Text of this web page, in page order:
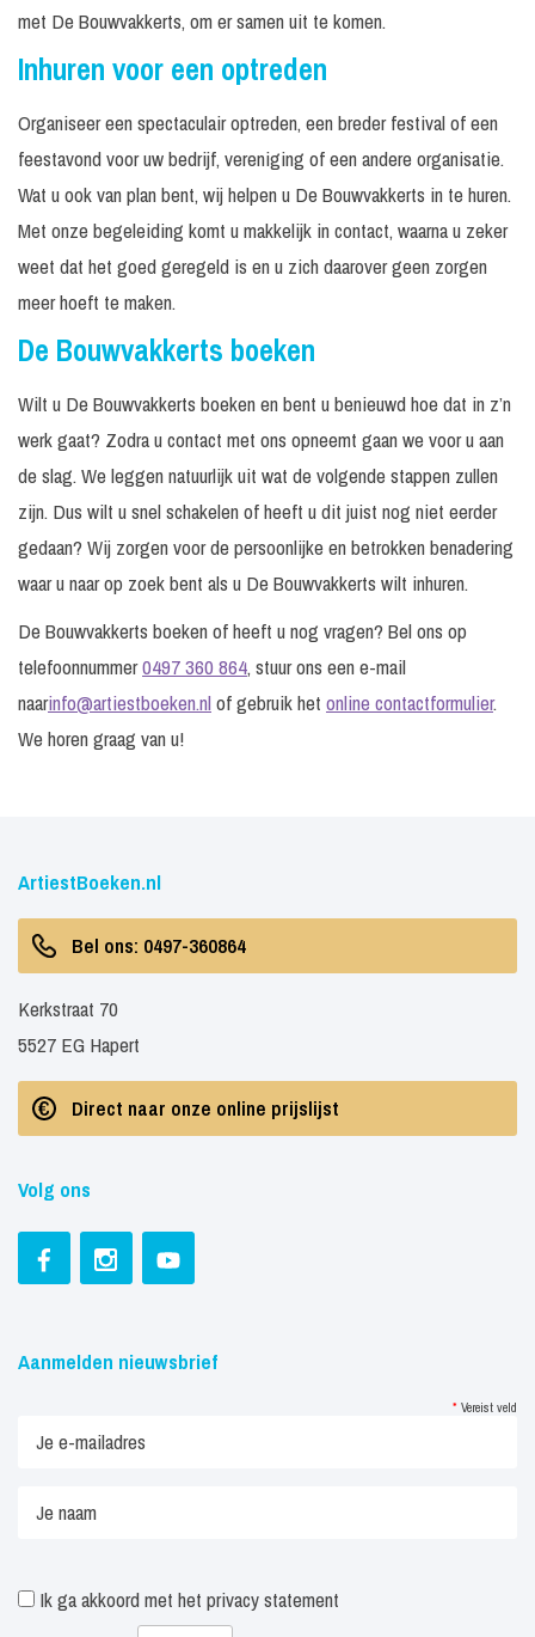
met De Bouwvakkerts, om er samen uit te komen.
Inhuren voor een optreden
Organiseer een spectaculair optreden, een breder festival of een
feestavond voor uw bedrijf, vereniging of een andere organisatie.
Wat u ook van plan bent, wij helpen u De Bouwvakkerts in te huren.
Met onze begeleiding komt u makkelijk in contact, waarna u zeker
weet dat het goed geregeld is en u zich daarover geen zorgen
meer hoeft te maken.
De Bouwvakkerts boeken
Wilt u De Bouwvakkerts boeken en bent u benieuwd hoe dat in z’n
werk gaat? Zodra u contact met ons opneemt gaan we voor u aan
de slag. We leggen natuurlijk uit wat de volgende stappen zullen
zijn. Dus wilt u snel schakelen of heeft u dit juist nog niet eerder
gedaan? Wij zorgen voor de persoonlijke en betrokken benadering
waar u naar op zoek bent als u De Bouwvakkerts wilt inhuren.
De Bouwvakkerts boeken of heeft u nog vragen? Bel ons op
telefoonnummer0497 360 864, stuur ons een e-mail
naarinfo@artiestboeken.nlof gebruik het online contactformulier.
We horen graag van u!
ArtiestBoeken.nl
Bel ons: 0497-360864
Kerkstraat 70
5527 EG Hapert
Direct naar onze online prijslijst
Volg ons
Aanmelden nieuwsbrief
* Vereist veld
Ik ga akkoord met het privacy statement